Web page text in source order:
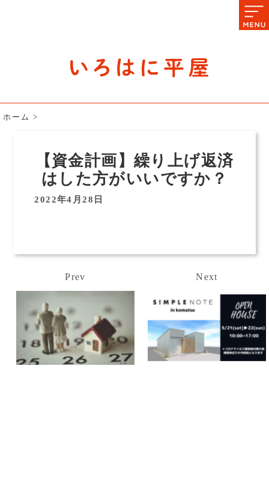
ホーム >
【資金計画】繰り上げ返済
はした方がいいですか？
2022年4月28日
Prev Next